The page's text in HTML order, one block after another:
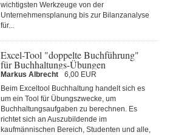
wichtigsten Werkzeuge von der
Unternehmensplanung bis zur Bilanzanalyse
für...
Excel-Tool "doppelte Buchführung"
für Buchhaltungs-Übungen
Markus Albrecht
6,00 EUR
Beim Exceltool Buchhaltung handelt sich es
um ein Tool für Übungszwecke, um
Buchhaltungsaufgaben zu berechnen. Es
richtet sich an Auszubildende im
kaufmännischen Bereich, Studenten und alle,